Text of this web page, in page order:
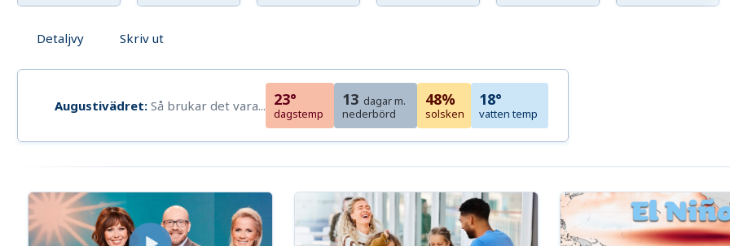
Detaljvy Skriv ut
Augustivädret: Så brukar det vara... 23°
dagstemp
13 dagar m.
nederbörd
48%
solsken
18°
vatten temp